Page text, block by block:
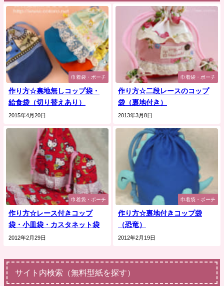
巾着袋・ポーチ
作り方☆裏地無しコップ袋・
給食袋（切り替えあり）
2015年4月20日
巾着袋・ポーチ
作り方☆二段レースのコップ
袋（裏地付き）
2013年3月8日
巾着袋・ポーチ
作り方☆レース付きコップ
袋・小皿袋・カスタネット袋
2012年2月29日
巾着袋・ポーチ
作り方☆裏地付きコップ袋
（恐竜）
2012年2月19日
サイト内検索（無料型紙を探す）